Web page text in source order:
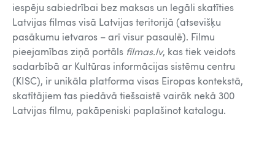
iespēju sabiedrībai bez maksas un legāli skatīties
Latvijas filmas visā Latvijas teritorijā (atsevišķu
pasākumu ietvaros – arī visur pasaulē). Filmu
pieejamības ziņā portāls filmas.lv, kas tiek veidots
sadarbībā ar Kultūras informācijas sistēmu centru
(KISC), ir unikāla platforma visas Eiropas kontekstā,
skatītājiem tas piedāvā tiešsaistē vairāk nekā 300
Latvijas filmu, pakāpeniski paplašinot katalogu.